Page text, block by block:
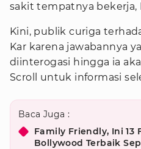
sakit tempatnya bekerja,
Kini, publik curiga
Kar karena jawabannya
diinterogasi hingga ia
Scroll untuk informasi
Baca Juga :
Family Friendly, Ini 13
Bollywood Terbaik